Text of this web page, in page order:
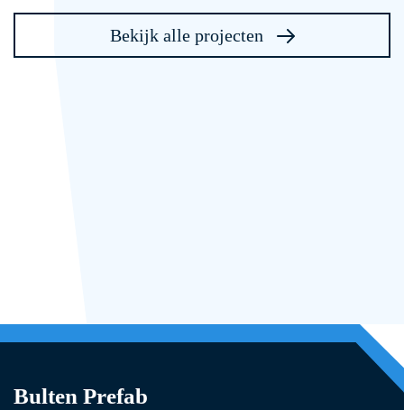
Bekijk alle projecten
Bulten Prefab